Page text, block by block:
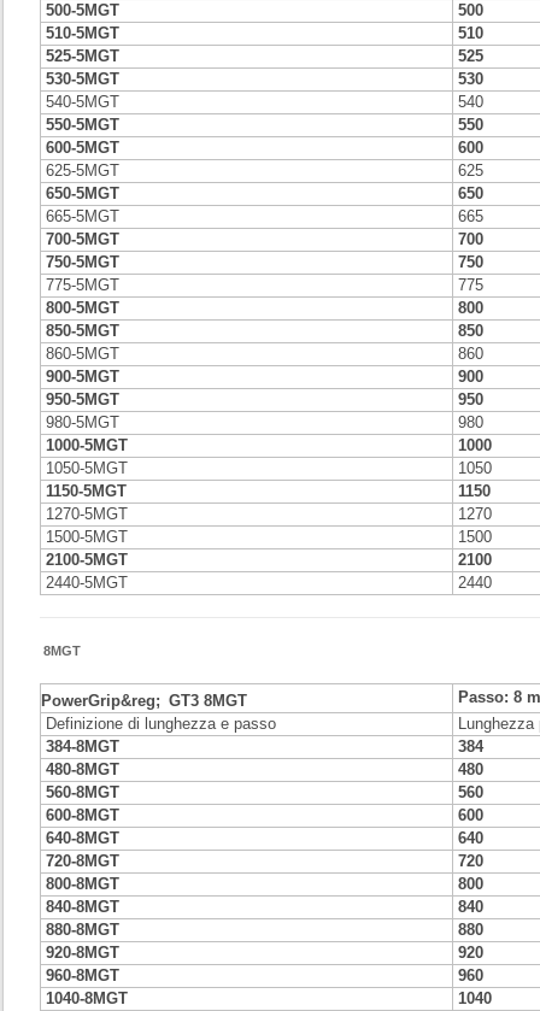
500-5MGT
500
510-5MGT
510
525-5MGT
525
530-5MGT
530
540-5MGT
540
550-5MGT
550
600-5MGT
600
625-5MGT
625
650-5MGT
650
665-5MGT
665
700-5MGT
700
750-5MGT
750
775-5MGT
775
800-5MGT
800
850-5MGT
850
860-5MGT
860
900-5MGT
900
950-5MGT
950
980-5MGT
980
1000-5MGT
1000
1050-5MGT
1050
1150-5MGT
1150
1270-5MGT
1270
1500-5MGT
1500
2100-5MGT
2100
2440-5MGT
2440
8MGT
PowerGrip&reg; GT3 8MGT
Passo: 8
Definizione di lunghezza e passo
384-8MGT
384
480-8MGT
480
560-8MGT
560
600-8MGT
600
640-8MGT
640
720-8MGT
720
800-8MGT
800
840-8MGT
840
880-8MGT
880
920-8MGT
920
960-8MGT
960
1040-8MGT
1040